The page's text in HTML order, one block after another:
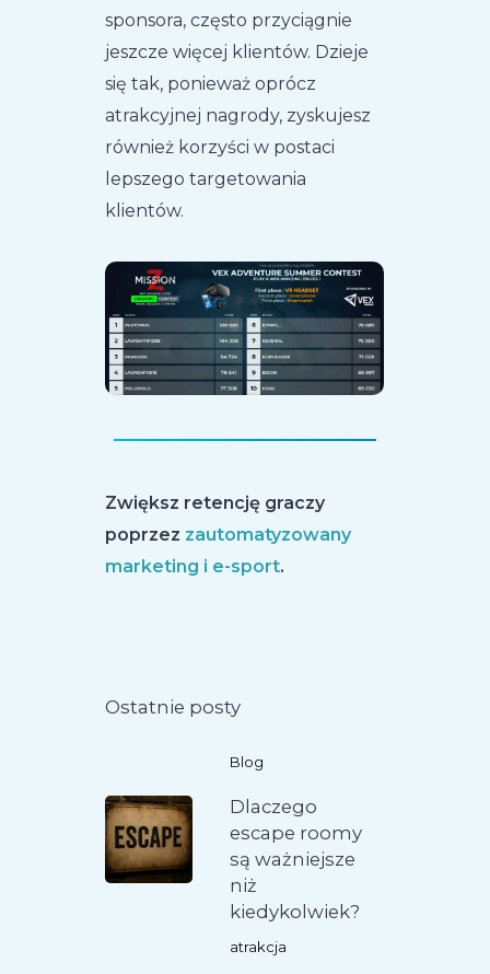
sponsora, często przyciągnie
jeszcze więcej klientów. Dzieje
się tak, ponieważ oprócz
atrakcyjnej nagrody, zyskujesz
również korzyści w postaci
lepszego targetowania
klientów.
Zwiększ retencję graczy
poprzez zautomatyzowany
marketing i e-sport.
Ostatnie posty
Blog
Dlaczego
escape roomy
są ważniejsze
niż
kiedykolwiek?
atrakcja